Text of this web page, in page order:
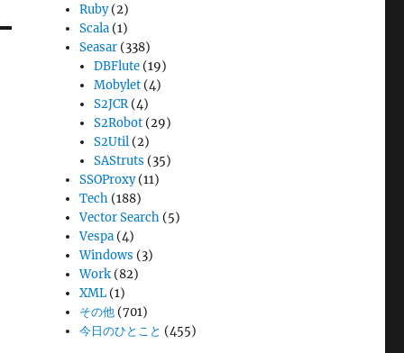
Ruby(2)
Scala (1)
Seasar (338)
DBFlute (19)
Mobylet (4)
S2JCR(4)
S2Robot (29)
S2Util (2)
SAStruts (35)
SSOProxy(11)
Tech (188)
Vector Search (5)
Vespa (4)
Windows (3)
Work (82)
XML (1)
その他 (701)
今日のひとこと (455)